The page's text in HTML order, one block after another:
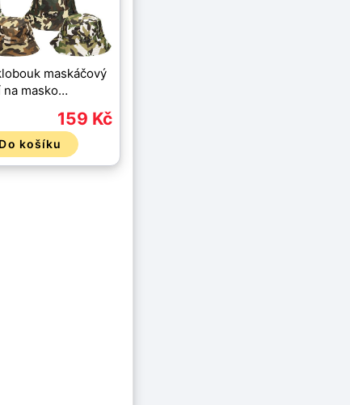
maskáčový
na masko…
159 Kč
Do košíku